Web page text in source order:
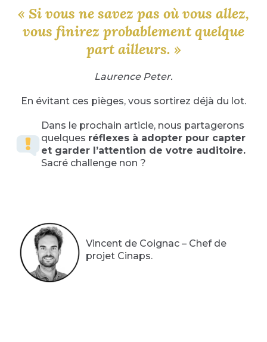
« Si vous ne savez pas où vous allez,
vous finirez probablement quelque
part ailleurs. »
Laurence Peter.
En évitant ces pièges, vous sortirez déjà du lot.
Dans le prochain article, nous partagerons
quelques réflexes à adopter pour capter
et garder l’attention de votre auditoire.
Sacré challenge non ?
Vincent de Coignac – Chef de
projet Cinaps.